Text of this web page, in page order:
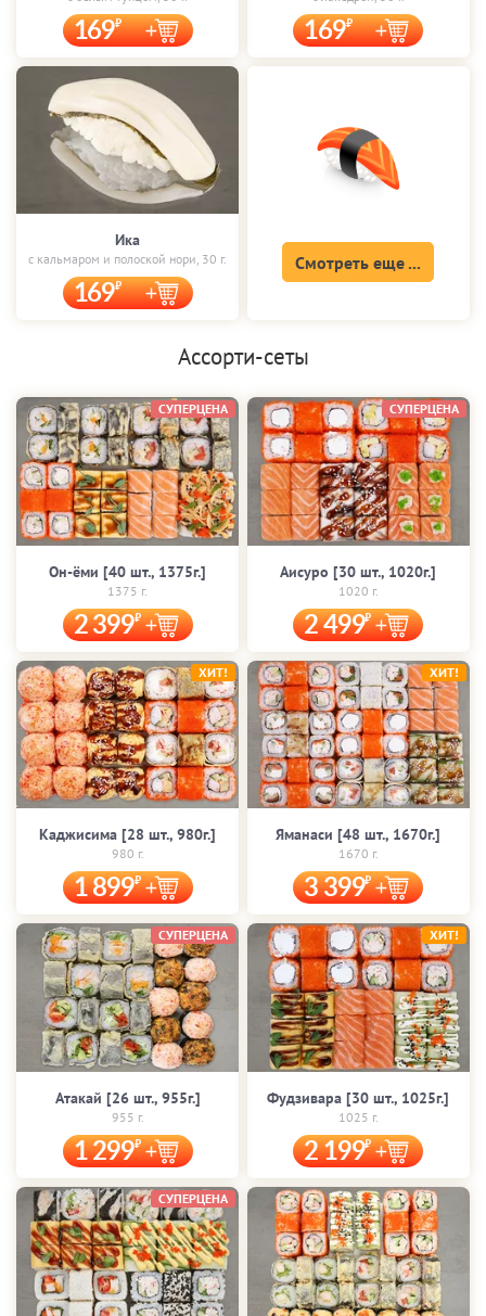
169 169
Ика
с кальмаром и полоской нори, 30 г.
169
Смотреть еще ...
Ассорти-сеты
Он-ёми [40 шт., 1375г.]
1375 г.
2 399
СУПЕРЦЕНА
Аисуро [30 шт., 1020г.]
1020 г.
2 499
СУПЕРЦЕНА
Каджисима [28 шт., 980г.]
980 г.
1 899
ХИТ!
Яманаси [48 шт., 1670г.]
1670 г.
3 399
ХИТ!
Атакай [26 шт., 955г.]
955 г.
1 299
СУПЕРЦЕНА
Фудзивара [30 шт., 1025г.]
1025 г.
2 199
ХИТ!
СУПЕРЦЕНА